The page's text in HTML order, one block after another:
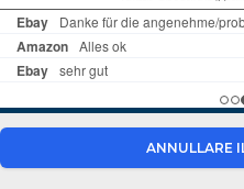
ANNULLARE